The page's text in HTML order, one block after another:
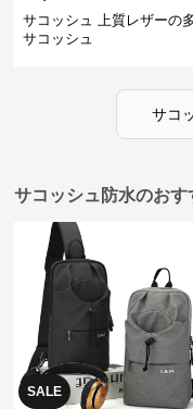
サコッシュ 上質レザーの
サコッシュ
サコ
サコッシュ防水のおす
SALE